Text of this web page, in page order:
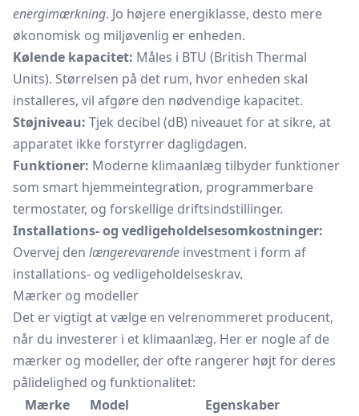
energimærkning. Jo højere energiklasse, desto mere
økonomisk og miljøvenlig er enheden.
Kølende kapacitet: Måles i BTU (British Thermal
Units). Størrelsen på det rum, hvor enheden skal
installeres, vil afgøre den nødvendige kapacitet.
Støjniveau: Tjek decibel (dB) niveauet for at sikre, at
apparatet ikke forstyrrer dagligdagen.
Funktioner: Moderne klimaanlæg tilbyder funktioner
som smart hjemmeintegration, programmerbare
termostater, og forskellige driftsindstillinger.
Installations- og vedligeholdelsesomkostninger:
Overvej den længerevarende investment i form af
installations- og vedligeholdelseskrav.
Mærker og modeller
Det er vigtigt at vælge en velrenommeret producent,
når du investerer i et klimaanlæg. Her er nogle af de
mærker og modeller, der ofte rangerer højt for deres
pålidelighed og funktionalitet:
Mærke
Model
Egenskaber